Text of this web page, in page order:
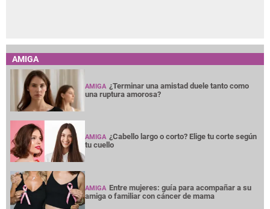
AMIGA
AMIGA ¿Terminar una amistad duele tanto como
una ruptura amorosa?
AMIGA ¿Cabello largo o corto? Elige tu corte según
tu cuello
AMIGA Entre mujeres: guía para acompañar a su
amiga o familiar con cáncer de mama